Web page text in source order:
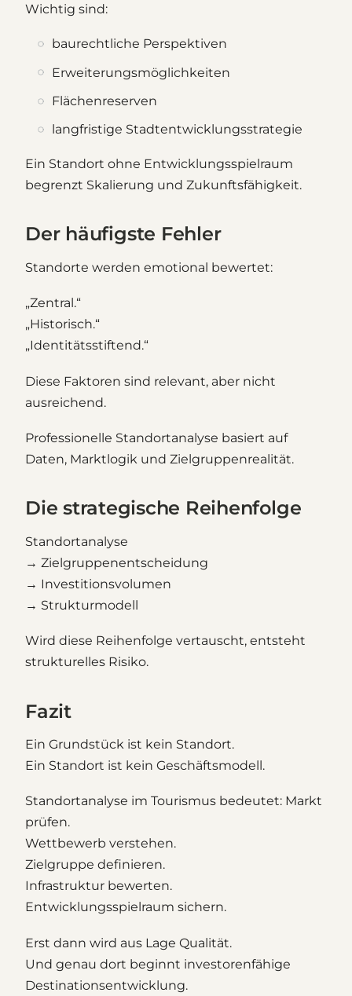
Wichtig sind:
baurechtliche Perspektiven
Erweiterungsmöglichkeiten
Flächenreserven
langfristige Stadtentwicklungsstrategie
Ein Standort ohne Entwicklungsspielraum
begrenzt Skalierung und Zukunftsfähigkeit.
Der häufigste Fehler
Standorte werden emotional bewertet:
„Zentral.“
„Historisch.“
„Identitätsstiftend.“
Diese Faktoren sind relevant, aber nicht
ausreichend.
Professionelle Standortanalyse basiert auf
Daten, Marktlogik und Zielgruppenrealität.
Die strategische Reihenfolge
Standortanalyse
→ Zielgruppenentscheidung
→ Investitionsvolumen
→ Strukturmodell
Wird diese Reihenfolge vertauscht, entsteht
strukturelles Risiko.
Fazit
Ein Grundstück ist kein Standort.
Ein Standort ist kein Geschäftsmodell.
Standortanalyse im Tourismus bedeutet: Markt
prüfen.
Wettbewerb verstehen.
Zielgruppe definieren.
Infrastruktur bewerten.
Entwicklungsspielraum sichern.
Erst dann wird aus Lage Qualität.
Und genau dort beginnt investorenfähige
Destinationsentwicklung.